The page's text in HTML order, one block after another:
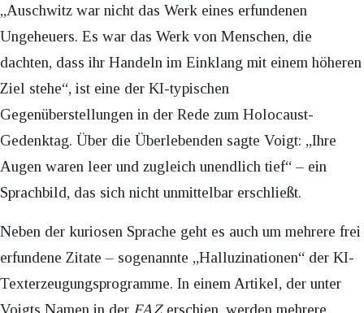
„Auschwitz war nicht das Werk eines erfundenen
Ungeheuers. Es war das Werk von Menschen, die
dachten, dass ihr Handeln im Einklang mit einem höheren
Ziel stehe“, ist eine der KI-typischen
Gegenüberstellungen in der Rede zum Holocaust-
Gedenktag. Über die Überlebenden sagte Voigt: „Ihre
Augen waren leer und zugleich unendlich tief“ – ein
Sprachbild, das sich nicht unmittelbar erschließt.
Neben der kuriosen Sprache geht es auch um mehrere frei
erfundene Zitate – sogenannte „Halluzinationen“ der KI-
Texterzeugungsprogramme. In einem Artikel, der unter
Voigts Namen in der FAZerschien, werden mehrere